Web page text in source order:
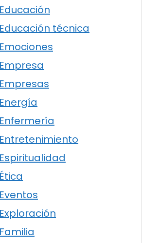
Educación
Educación técnica
Emociones
Empresa
Empresas
Energía
Enfermería
Entretenimiento
Espiritualidad
Ética
Eventos
Exploración
Familia